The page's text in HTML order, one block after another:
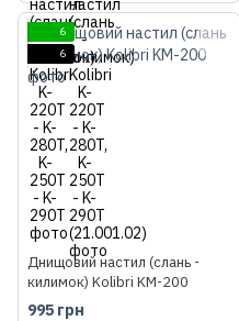
6
6
Днищовий настил (слань -
килимок) Kolibri KM-200
995 грн